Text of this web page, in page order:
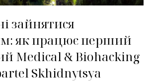
зайнятися
як працює перший
Medical & Biohacking
Skhidnytsya